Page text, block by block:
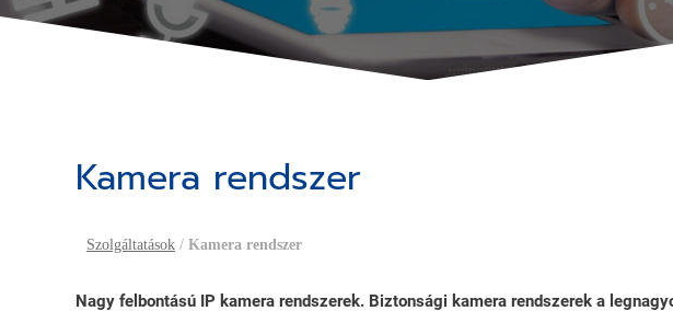
Kamera rendszer
Szolgáltatások / Kamera rendszer
Nagy felbontású IP kamera rendszerek. Biztonsági kamera rendszerek a